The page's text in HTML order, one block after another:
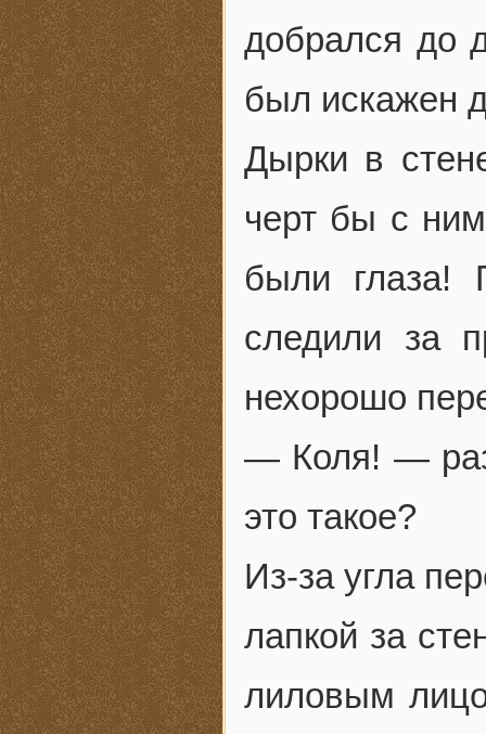
добрался до
был искажен
Дырки в
черт бы с
были глаза!
следили за
нехорошо
— Коля! —
это такое?
Из-за угла
лапкой за
лиловым